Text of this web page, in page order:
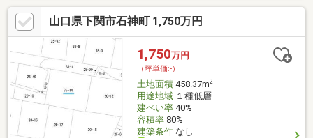
山口県下関市石神町 1,750万円
1,750万円
（坪単価:-）
土地面積458.37m2
用途地域１種低層
建ぺい率40%
容積率80%
建築条件なし